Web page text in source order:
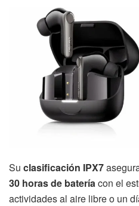
Su clasificación IPX7
30 horas de bateríacon el
actividades al aire libre o un